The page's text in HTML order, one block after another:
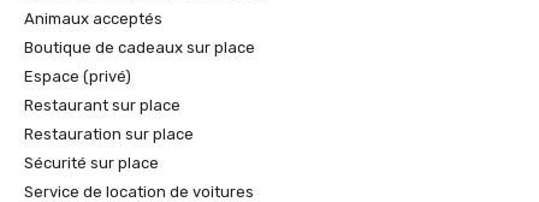
Francisco — Les 5 meilleurs hôtels
• OpenTable — L'un des 12 plus beaux restaurants de SF
• Travellers' Choice Awards - Meilleur des meilleurs
• Destination I Do — L'une des 6 meilleures destinations de
mariage LGBTQ+ aux États-Unis (première liste)
• Insidehook — Meilleur bar d'hôtel de SF
• SF Travel — Les hôtels de luxe les mieux notés à SF
Animaux acceptés
Boutique de cadeaux sur place
Espace (privé)
Restaurant sur place
Restauration sur place
Sécurité sur place
Service de location de voitures